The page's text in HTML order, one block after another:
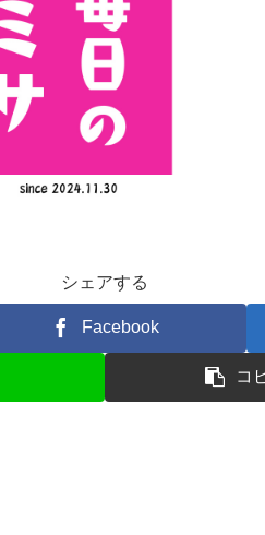
シェアする
Facebook
コ